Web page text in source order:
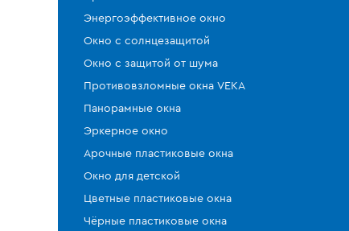
Энергоэффективное окно
Окно с солнцезащитой
Окно с защитой от шума
Противовзломные окна VEKA
Панорамные окна
Эркерное окно
Арочные пластиковые окна
Окно для детской
Цветные пластиковые окна
Чёрные пластиковые окна